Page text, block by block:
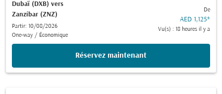
Dubaï (DXB) vers
Zanzíbar (ZNZ)
Partir: 10/08/2026
One-way / Économique
De
AED 1,125*
Vu(s) : 18 heures il y a
Réservez maintenant